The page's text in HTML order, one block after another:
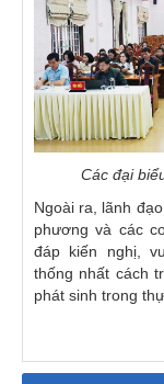
Các đại
Ngoài ra, lãnh
phương và các
đáp kiến nghị,
thống nhất cách
phát sinh trong